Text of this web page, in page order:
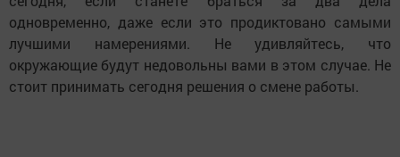
одновременно, даже если это продиктовано самыми
лучшими намерениями. Не удивляйтесь, что
окружающие будут недовольны вами в этом случае. Не
стоит принимать сегодня решения о смене работы.